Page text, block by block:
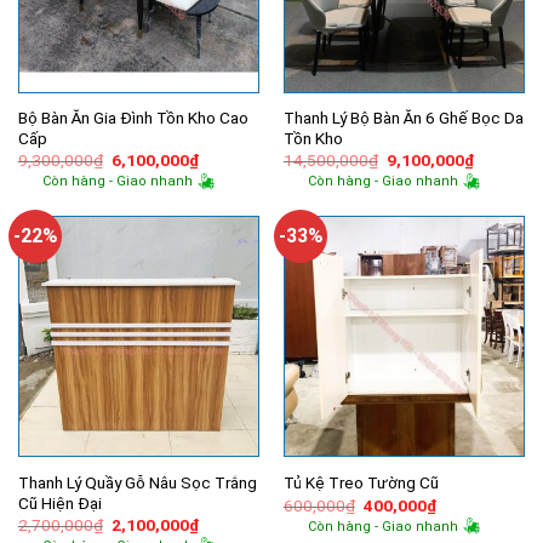
Bộ Bàn Ăn Gia Đình Tồn Kho Cao
Cấp
9,300,000₫ Giá
gốc
là:
6,100,000₫Giá
hiện
tại
6,100,000₫.
Còn hàng - Giao nhanh
Thanh Lý Bộ Bàn Ăn 6 Ghế Bọc Da
Tồn Kho
14,500,000₫ Giá
gốc
là:
9,100,000₫Giá
hiện
tại
Còn hàng - Giao nhanh
-22%
Thanh Lý Quầy Gỗ Nâu Sọc Trắng
Cũ Hiện Đại
2,700,000₫ Giá
2,100,000₫Giá
-33%
Tủ Kệ Treo Tường Cũ
600,000₫ Giá
gốc
là:
400,000₫Giá
hiện
tại
Còn hàng - Giao nhanh